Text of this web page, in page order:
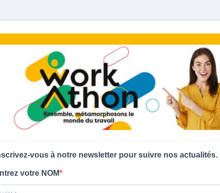
vous à notre newsletter pour suivre nos actualités.
votre NOM